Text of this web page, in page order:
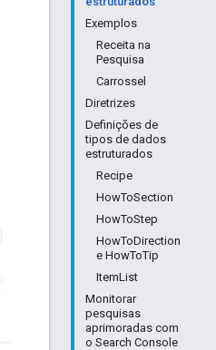
Exemplos
Receita na
Pesquisa
Carrossel
Diretrizes
Definições de
tipos de dados
estruturados
Recipe
HowToSection
HowToStep
HowToDirection
e HowToTip
ItemList
Monitorar
pesquisas
aprimoradas com
o Search Console